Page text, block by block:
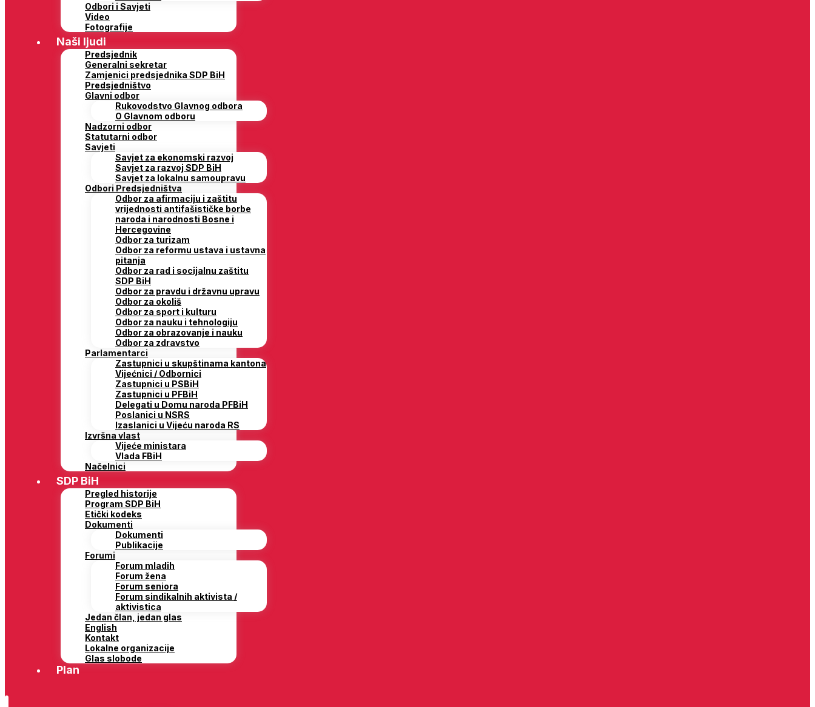
Odbori i Savjeti
Video
Fotografije
Naši ljudi
Predsjednik
Generalni sekretar
Zamjenici predsjednika SDP BiH
Predsjedništvo
Glavni odbor
Rukovodstvo Glavnog odbora
O Glavnom odboru
Nadzorni odbor
Statutarni odbor
Savjeti
Savjet za ekonomski razvoj
Savjet za razvoj SDP BiH
Savjet za lokalnu samoupravu
Odbori Predsjedništva
Odbor za afirmaciju i zaštitu
vrijednosti antifašističke borbe
naroda i narodnosti Bosne i
Hercegovine
Odbor za turizam
Odbor za reformu ustava i ustavna
pitanja
Odbor za rad i socijalnu zaštitu
SDP BiH
Odbor za pravdu i državnu upravu
Odbor za okoliš
Odbor za sport i kulturu
Odbor za nauku i tehnologiju
Odbor za obrazovanje i nauku
Odbor za zdravstvo
Parlamentarci
Zastupnici u skupštinama kantona
Vijećnici / Odbornici
Zastupnici u PSBiH
Zastupnici u PFBiH
Delegati u Domu naroda PFBiH
Poslanici u NSRS
Izaslanici u Vijeću naroda RS
Izvršna vlast
Vijeće ministara
Vlada FBiH
Načelnici
SDP BiH
Pregled historije
Program SDP BiH
Etički kodeks
Dokumenti
Dokumenti
Publikacije
Forumi
Forum mladih
Forum žena
Forum seniora
Forum sindikalnih aktivista /
aktivistica
Jedan član, jedan glas
English
Kontakt
Lokalne organizacije
Glas slobode
Plan